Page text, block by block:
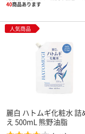
40商品あります
人気商品
麗白 ハトムギ化粧水 詰
え 500mL 熊野油脂